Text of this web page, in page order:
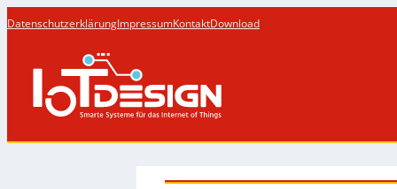
DatenschutzerklärungImpressumKontaktDownload